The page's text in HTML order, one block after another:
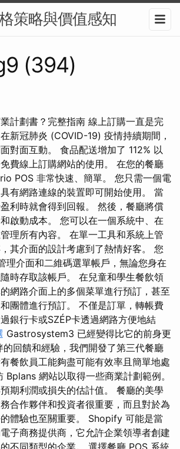
策略與價值感知
(394)
計劃書？完整指南 線上訂購一直是完
新冠肺炎 (COVID-19) 疫情持續期間，
對面互動。 食品配送增加了 112% 以
費線上訂購網站的使用。 在您的餐廳
POS 非常快速、簡單。 您只需一個電
有網路連線的裝置即可開始使用。 當
利時就會得到回報。 然後，餐廳將償
啟動成本。 您可以在一個系統中、在
理所有內容。 在單一工具和系統上管
其介面的設計考慮到了熱情好客。 您
理介面和二維碼選單帳戶，無論您身在
時存取該帳戶。 在兒童和學生餐飲領
網路介面上的多個菜單進行預訂，甚至
團體進行預訂。 不僅是訂單，轉帳費
銀行卡或SZÉP卡透過網路方便地結
Gastrosystem3 已經變得比它的前身更
回饋和經驗，我們開發了第三代餐廳
餐飲員工能夠盡可能有效率且簡單地處
Bplans 網站以取得一些商業計劃範例。
期利潤或損失的估計值。 餐廳的美學
合作夥伴和投資者很重要，而且對於為
體驗也至關重要。 Shopify 可能是當
子商務提供商，它允許企業領導者創建
不同類型的企業。 選擇餐廳 POS 系統